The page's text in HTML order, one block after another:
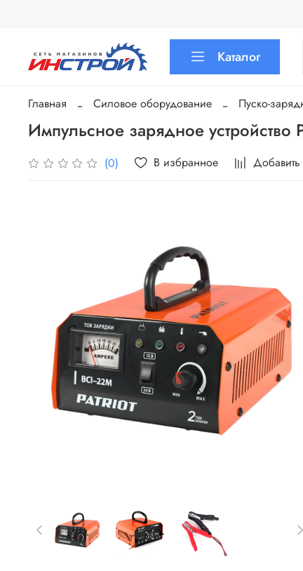
Каталог
Главная Силовое оборудование Пуско-
Импульсное зарядное
(0) В избранное